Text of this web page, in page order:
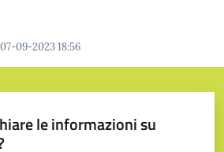
07-09-2023 18:56
le informazioni su